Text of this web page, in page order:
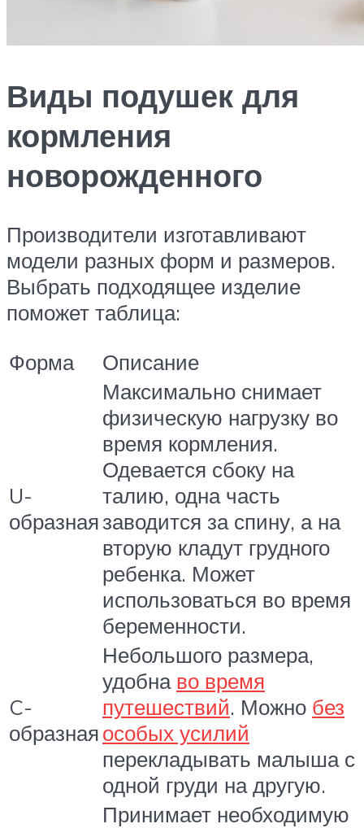
Виды подушек для
кормления
новорожденного
Производители изготавливают
модели разных форм и размеров.
Выбрать подходящее изделие
поможет таблица:
Форма
Описание
U-
образная
Максимально снимает
физическую нагрузку во
время кормления.
Одевается сбоку на
талию, одна часть
заводится за спину, а на
вторую кладут грудного
ребенка. Может
использоваться во время
беременности.
C-
образная
Небольшого размера,
удобна во время
путешествий. Можно без
особых усилий
перекладывать малыша с
одной груди на другую.
Принимает необходимую